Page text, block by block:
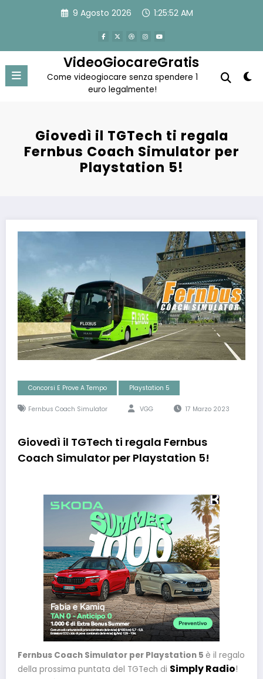
9 Agosto 2026 1:25:53 AM
VideoGiocareGratis
Come videogiocare senza spendere 1
euro legalmente!
Giovedì il TGTech ti regala
Fernbus Coach Simulator per
Playstation 5!
Concorsi E Prove A Tempo Playstation 5
Fernbus Coach Simulator VGG 17 Marzo 2023
Giovedì il TGTech ti regala Fernbus
Coach Simulator per Playstation 5!
Fernbus Coach Simulator per Playstation 5 è il regalo
della prossima puntata del TGTech di Simply Radio!